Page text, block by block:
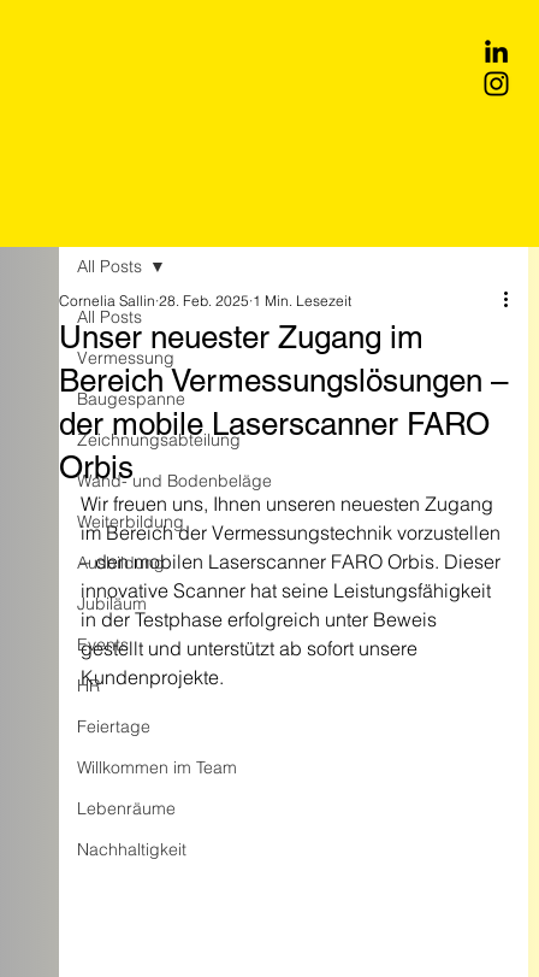
All Posts
Vermessung
Baugespanne
Zeichnungsabteilung
Wand- und Bodenbeläge
Weiterbildung
Ausbildung
Jubiläum
Events
HR
Feiertage
Willkommen im Team
Lebenräume
Nachhaltigkeit
All Posts
Unser neuester Zugang im
Bereich Vermessungslösungen –
der mobile Laserscanner FARO
Orbis
Cornelia Sallin 28. Feb. 2025 1 Min. Lesezeit
Wir freuen uns, Ihnen unseren neuesten Zugang
im Bereich der Vermessungstechnik vorzustellen
– den mobilen Laserscanner FARO Orbis. Dieser
innovative Scanner hat seine Leistungsfähigkeit
in der Testphase erfolgreich unter Beweis
gestellt und unterstützt ab sofort unsere
Kundenprojekte.